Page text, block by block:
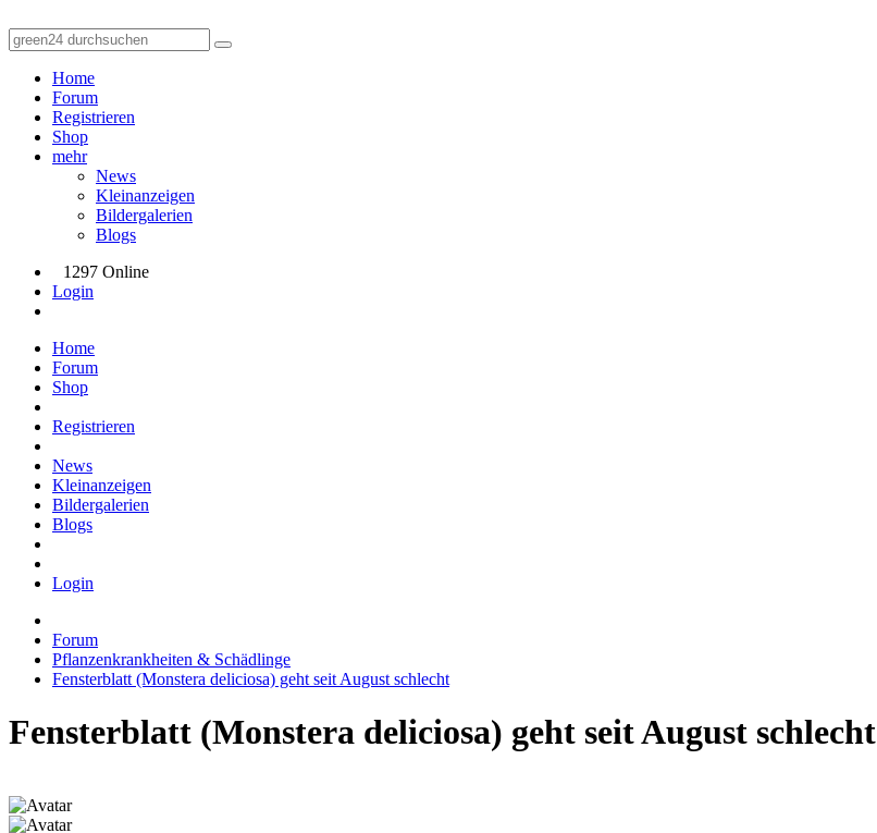
Home
Forum
Registrieren
Shop
mehr
News
Kleinanzeigen
Bildergalerien
Blogs
1297 Online
Login
Home
Forum
Shop
Registrieren
News
Kleinanzeigen
Bildergalerien
Blogs
Login
Forum
Pflanzenkrankheiten & Schädlinge
Fensterblatt (Monstera deliciosa) geht seit August schlecht
Fensterblatt (Monstera deliciosa) geht seit August schlecht